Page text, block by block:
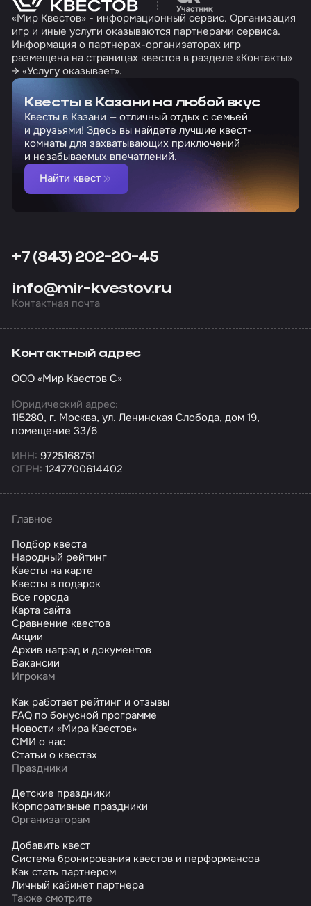
«Мир Квестов» - информационный сервис. Организация
игр и иные услуги оказываются партнерами сервиса.
Информация о партнерах-организаторах игр
размещена на страницах квестов в разделе «Контакты»
→ «Услугу оказывает».
Квесты в Казани на любой вкус
Квесты в Казани — отличный отдых с семьей
и друзьями! Здесь вы найдете лучшие квест-
комнаты для захватывающих приключений
и незабываемых впечатлений.
Найти квест
+7 (843) 202-20-45
info@mir-kvestov.ru
Контактная почта
Контактный адрес
ООО «Мир Квестов С»
Юридический адрес:
115280, г. Москва, ул. Ленинская Слобода, дом 19,
помещение 33/6
ИНН: 9725168751
ОГРН: 1247700614402
Главное
Подбор квеста
Народный рейтинг
Квесты на карте
Квесты в подарок
Все города
Карта сайта
Сравнение квестов
Акции
Архив наград и документов
Вакансии
Игрокам
Как работает рейтинг и отзывы
FAQ по бонусной программе
Новости «Мира Квестов»
СМИ о нас
Статьи о квестах
Праздники
Детские праздники
Корпоративные праздники
Организаторам
Добавить квест
Система бронирования квестов и перформансов
Как стать партнером
Личный кабинет партнера
Также смотрите